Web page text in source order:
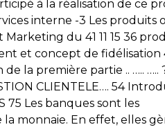
à la réalisation de ce
interne -3 Les produits
du 41 11 15 36
et concept de fidélisation
la première partie .. ….. …..
CLIENTELE…. 54
75 Les banques sont les
la monnaie. En effet, elles